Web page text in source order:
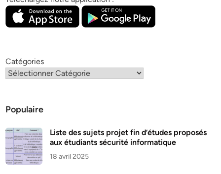
Catégories
Populaire
Liste des sujets projet fin d’études proposés
aux étudiants sécurité informatique
18 avril 2025